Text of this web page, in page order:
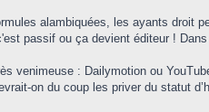
alambiquées, les ayants droit
passif ou ça devient éditeur !
venimeuse : Dailymotion ou
on du coup les priver du statut